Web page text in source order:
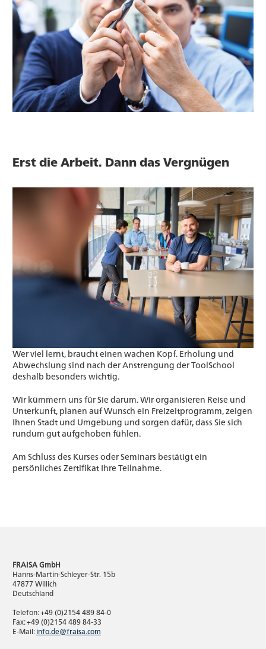
Erst die Arbeit. Dann das Vergnügen
Wer viel lernt, braucht einen wachen Kopf. Erholung und
Abwechslung sind nach der Anstrengung der ToolSchool
deshalb besonders wichtig.
Wir kümmern uns für Sie darum. Wir organisieren Reise und
Unterkunft, planen auf Wunsch ein Freizeitprogramm, zeigen
Ihnen Stadt und Umgebung und sorgen dafür, dass Sie sich
rundum gut aufgehoben fühlen.
Am Schluss des Kurses oder Seminars bestätigt ein
persönliches Zertifikat Ihre Teilnahme.
FRAISA GmbH
Hanns-Martin-Schleyer-Str. 15b
47877 Willich
Deutschland
Telefon: +49 (0)2154 489 84-0
Fax: +49 (0)2154 489 84-33
E-Mail:info.de@fraisa.com